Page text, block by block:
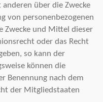
über die Zwecke
von personenbezogenen
Zwecke und Mittel dieser
oder das Recht
so kann der
können die
Benennung nach dem
der Mitgliedstaaten